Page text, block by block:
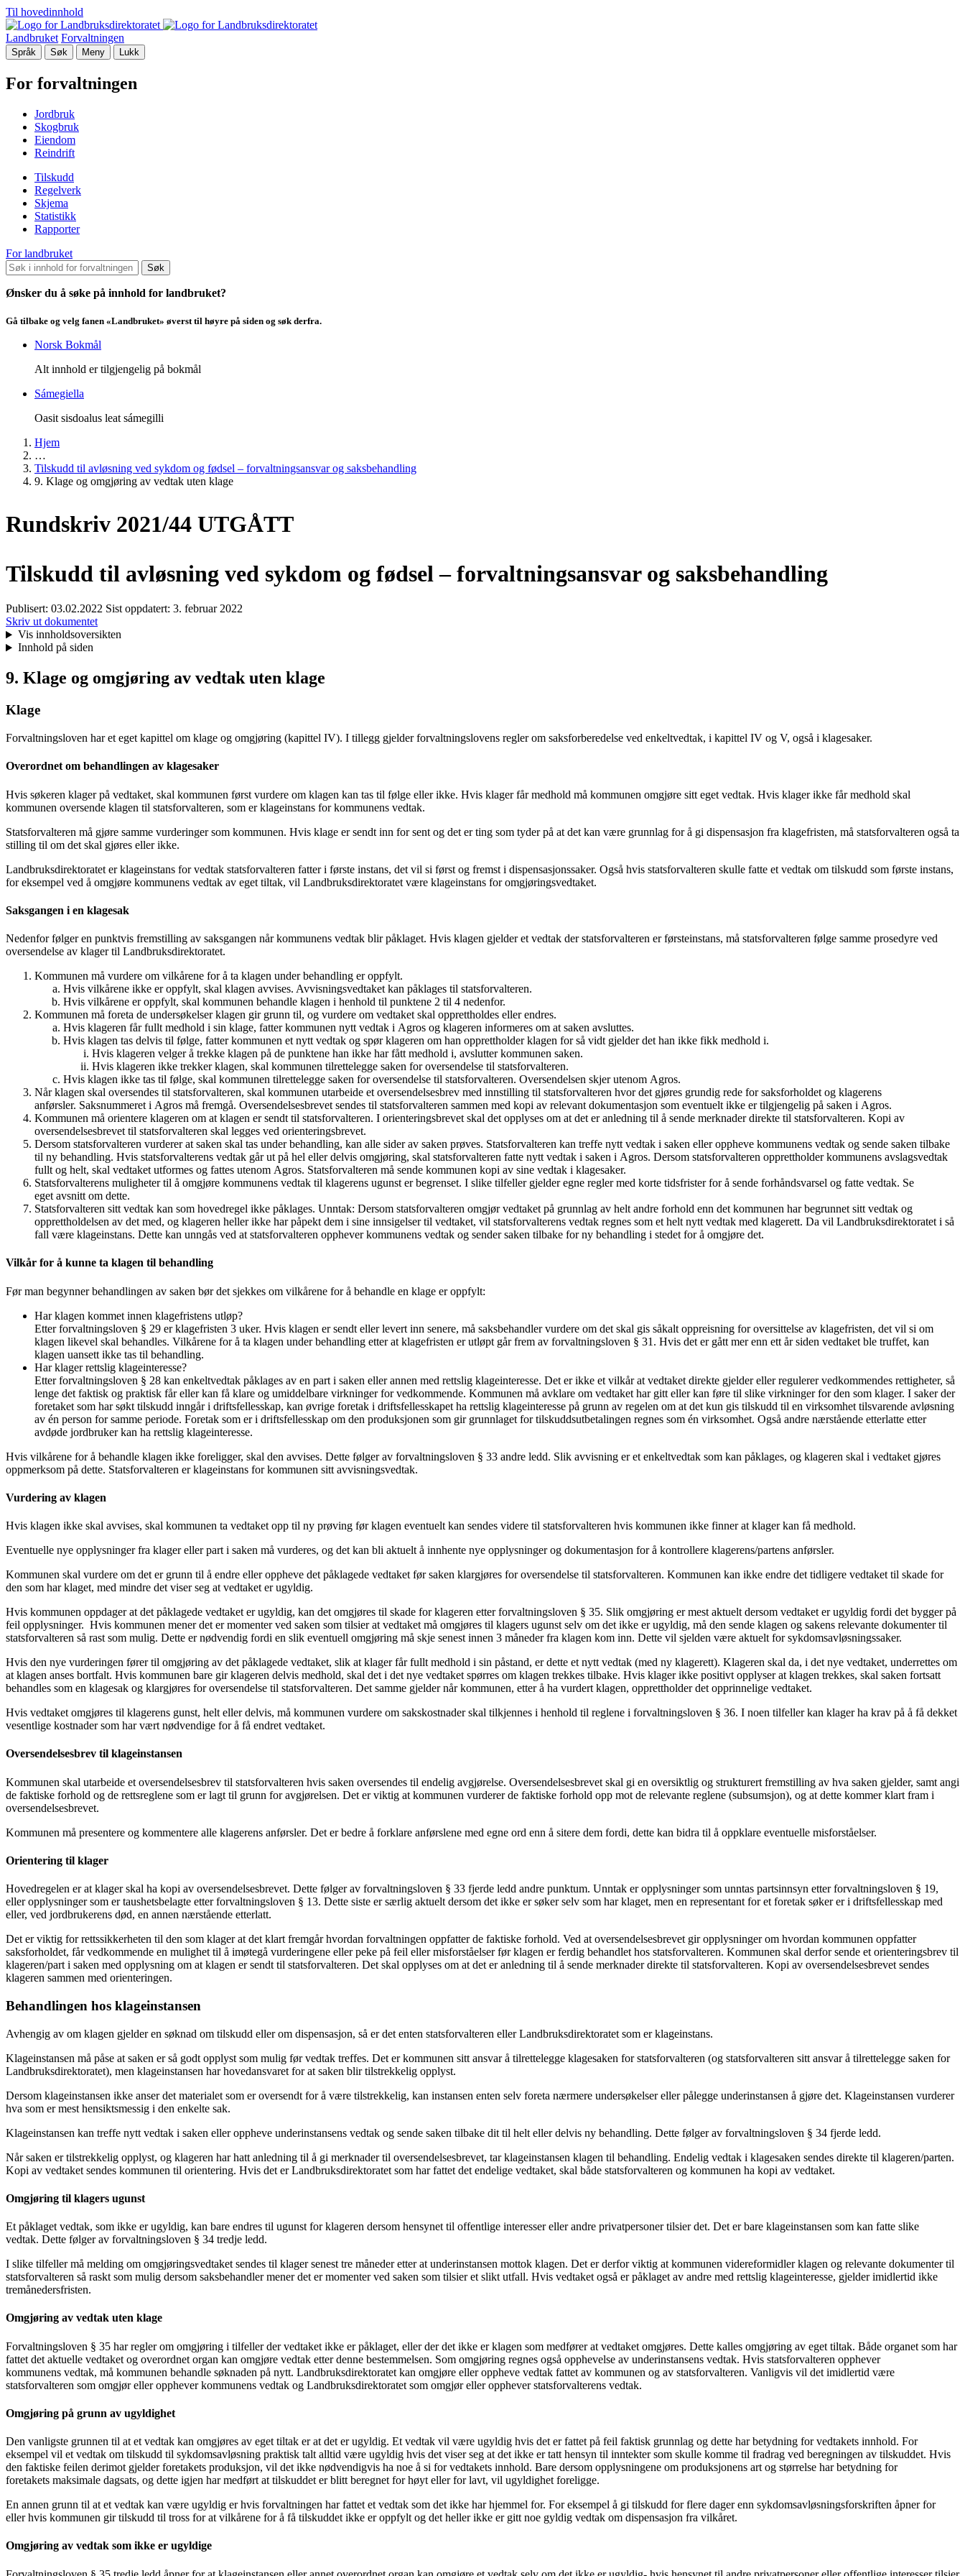
Til hovedinnhold
Landbruket Forvaltningen
Språk Søk Meny Lukk
For forvaltningen
Jordbruk
Skogbruk
Eiendom
Reindrift
Tilskudd
Regelverk
Skjema
Statistikk
Rapporter
For landbruket
Søk
Ønsker du å søke på innhold for landbruket?
Gå tilbake og velg fanen «Landbruket» øverst til høyre på siden og søk derfra.
Norsk Bokmål
Alt innhold er tilgjengelig på bokmål
Sámegiella
Oasit sisdoalus leat sámegilli
Hjem
…
Tilskudd til avløsning ved sykdom og fødsel – forvaltningsansvar og saksbehandling
9. Klage og omgjøring av vedtak uten klage
Rundskriv 2021/44 UTGÅTT
Tilskudd til avløsning ved sykdom og fødsel – forvaltningsansvar og saksbehandling
Publisert: 03.02.2022 Sist oppdatert: 3. februar 2022
Skriv ut dokumentet
Vis innholdsoversikten
Innhold på siden
9. Klage og omgjøring av vedtak uten klage
Klage
Forvaltningsloven har et eget kapittel om klage og omgjøring (kapittel IV). I tillegg gjelder forvaltningslovens regler om saksforberedelse ved enkeltvedtak, i kapittel IV og V, også i klagesaker.
Overordnet om behandlingen av klagesaker
Hvis søkeren klager på vedtaket, skal kommunen først vurdere om klagen kan tas til følge eller ikke. Hvis klager får medhold må kommunen omgjøre sitt eget vedtak. Hvis klager ikke får medhold skal
kommunen oversende klagen til statsforvalteren, som er klageinstans for kommunens vedtak.
Statsforvalteren må gjøre samme vurderinger som kommunen. Hvis klage er sendt inn for sent og det er ting som tyder på at det kan være grunnlag for å gi dispensasjon fra klagefristen, må statsforvalteren også ta
stilling til om det skal gjøres eller ikke.
Landbruksdirektoratet er klageinstans for vedtak statsforvalteren fatter i første instans, det vil si først og fremst i dispensasjonssaker. Også hvis statsforvalteren skulle fatte et vedtak om tilskudd som første instans,
for eksempel ved å omgjøre kommunens vedtak av eget tiltak, vil Landbruksdirektoratet være klageinstans for omgjøringsvedtaket.
Saksgangen i en klagesak
Nedenfor følger en punktvis fremstilling av saksgangen når kommunens vedtak blir påklaget. Hvis klagen gjelder et vedtak der statsforvalteren er førsteinstans, må statsforvalteren følge samme prosedyre ved
oversendelse av klager til Landbruksdirektoratet.
Kommunen må vurdere om vilkårene for å ta klagen under behandling er oppfylt.
Hvis vilkårene ikke er oppfylt, skal klagen avvises. Avvisningsvedtaket kan påklages til statsforvalteren.
Hvis vilkårene er oppfylt, skal kommunen behandle klagen i henhold til punktene 2 til 4 nedenfor.
Kommunen må foreta de undersøkelser klagen gir grunn til, og vurdere om vedtaket skal opprettholdes eller endres.
Hvis klageren får fullt medhold i sin klage, fatter kommunen nytt vedtak i Agros og klageren informeres om at saken avsluttes.
Hvis klagen tas delvis til følge, fatter kommunen et nytt vedtak og spør klageren om han opprettholder klagen for så vidt gjelder det han ikke fikk medhold i.
Hvis klageren velger å trekke klagen på de punktene han ikke har fått medhold i, avslutter kommunen saken.
Hvis klageren ikke trekker klagen, skal kommunen tilrettelegge saken for oversendelse til statsforvalteren.
Hvis klagen ikke tas til følge, skal kommunen tilrettelegge saken for oversendelse til statsforvalteren. Oversendelsen skjer utenom Agros.
Når klagen skal oversendes til statsforvalteren, skal kommunen utarbeide et oversendelsesbrev med innstilling til statsforvalteren hvor det gjøres grundig rede for saksforholdet og klagerens
anførsler. Saksnummeret i Agros må fremgå. Oversendelsesbrevet sendes til statsforvalteren sammen med kopi av relevant dokumentasjon som eventuelt ikke er tilgjengelig på saken i Agros.
Kommunen må orientere klageren om at klagen er sendt til statsforvalteren. I orienteringsbrevet skal det opplyses om at det er anledning til å sende merknader direkte til statsforvalteren. Kopi av
oversendelsesbrevet til statsforvalteren skal legges ved orienteringsbrevet.
Dersom statsforvalteren vurderer at saken skal tas under behandling, kan alle sider av saken prøves. Statsforvalteren kan treffe nytt vedtak i saken eller oppheve kommunens vedtak og sende saken tilbake
til ny behandling. Hvis statsforvalterens vedtak går ut på hel eller delvis omgjøring, skal statsforvalteren fatte nytt vedtak i saken i Agros. Dersom statsforvalteren opprettholder kommunens avslagsvedtak
fullt og helt, skal vedtaket utformes og fattes utenom Agros. Statsforvalteren må sende kommunen kopi av sine vedtak i klagesaker.
Statsforvalterens muligheter til å omgjøre kommunens vedtak til klagerens ugunst er begrenset. I slike tilfeller gjelder egne regler med korte tidsfrister for å sende forhåndsvarsel og fatte vedtak. Se
eget avsnitt om dette.
Statsforvalteren sitt vedtak kan som hovedregel ikke påklages. Unntak: Dersom statsforvalteren omgjør vedtaket på grunnlag av helt andre forhold enn det kommunen har begrunnet sitt vedtak og
opprettholdelsen av det med, og klageren heller ikke har påpekt dem i sine innsigelser til vedtaket, vil statsforvalterens vedtak regnes som et helt nytt vedtak med klagerett. Da vil Landbruksdirektoratet i så
fall være klageinstans. Dette kan unngås ved at statsforvalteren opphever kommunens vedtak og sender saken tilbake for ny behandling i stedet for å omgjøre det.
Vilkår for å kunne ta klagen til behandling
Før man begynner behandlingen av saken bør det sjekkes om vilkårene for å behandle en klage er oppfylt:
Har klagen kommet innen klagefristens utløp?
Etter forvaltningsloven § 29 er klagefristen 3 uker. Hvis klagen er sendt eller levert inn senere, må saksbehandler vurdere om det skal gis såkalt oppreisning for oversittelse av klagefristen, det vil si om
klagen likevel skal behandles. Vilkårene for å ta klagen under behandling etter at klagefristen er utløpt går frem av forvaltningsloven § 31. Hvis det er gått mer enn ett år siden vedtaket ble truffet, kan
klagen uansett ikke tas til behandling.
Har klager rettslig klageinteresse?
Etter forvaltningsloven § 28 kan enkeltvedtak påklages av en part i saken eller annen med rettslig klageinteresse. Det er ikke et vilkår at vedtaket direkte gjelder eller regulerer vedkommendes rettigheter, så
lenge det faktisk og praktisk får eller kan få klare og umiddelbare virkninger for vedkommende. Kommunen må avklare om vedtaket har gitt eller kan føre til slike virkninger for den som klager. I saker der
foretaket som har søkt tilskudd inngår i driftsfellesskap, kan øvrige foretak i driftsfellesskapet ha rettslig klageinteresse på grunn av regelen om at det kun gis tilskudd til en virksomhet tilsvarende avløsning
av én person for samme periode. Foretak som er i driftsfellesskap om den produksjonen som gir grunnlaget for tilskuddsutbetalingen regnes som én virksomhet. Også andre nærstående etterlatte etter
avdøde jordbruker kan ha rettslig klageinteresse.
Hvis vilkårene for å behandle klagen ikke foreligger, skal den avvises. Dette følger av forvaltningsloven § 33 andre ledd. Slik avvisning er et enkeltvedtak som kan påklages, og klageren skal i vedtaket gjøres
oppmerksom på dette. Statsforvalteren er klageinstans for kommunen sitt avvisningsvedtak.
Vurdering av klagen
Hvis klagen ikke skal avvises, skal kommunen ta vedtaket opp til ny prøving før klagen eventuelt kan sendes videre til statsforvalteren hvis kommunen ikke finner at klager kan få medhold.
Eventuelle nye opplysninger fra klager eller part i saken må vurderes, og det kan bli aktuelt å innhente nye opplysninger og dokumentasjon for å kontrollere klagerens/partens anførsler.
Kommunen skal vurdere om det er grunn til å endre eller oppheve det påklagede vedtaket før saken klargjøres for oversendelse til statsforvalteren. Kommunen kan ikke endre det tidligere vedtaket til skade for
den som har klaget, med mindre det viser seg at vedtaket er ugyldig.
Hvis kommunen oppdager at det påklagede vedtaket er ugyldig, kan det omgjøres til skade for klageren etter forvaltningsloven § 35. Slik omgjøring er mest aktuelt dersom vedtaket er ugyldig fordi det bygger på
feil opplysninger. Hvis kommunen mener det er momenter ved saken som tilsier at vedtaket må omgjøres til klagers ugunst selv om det ikke er ugyldig, må den sende klagen og sakens relevante dokumenter til
statsforvalteren så rast som mulig. Dette er nødvendig fordi en slik eventuell omgjøring må skje senest innen 3 måneder fra klagen kom inn. Dette vil sjelden være aktuelt for sykdomsavløsningssaker.
Hvis den nye vurderingen fører til omgjøring av det påklagede vedtaket, slik at klager får fullt medhold i sin påstand, er dette et nytt vedtak (med ny klagerett). Klageren skal da, i det nye vedtaket, underrettes om
at klagen anses bortfalt. Hvis kommunen bare gir klageren delvis medhold, skal det i det nye vedtaket spørres om klagen trekkes tilbake. Hvis klager ikke positivt opplyser at klagen trekkes, skal saken fortsatt
behandles som en klagesak og klargjøres for oversendelse til statsforvalteren. Det samme gjelder når kommunen, etter å ha vurdert klagen, opprettholder det opprinnelige vedtaket.
Hvis vedtaket omgjøres til klagerens gunst, helt eller delvis, må kommunen vurdere om sakskostnader skal tilkjennes i henhold til reglene i forvaltningsloven § 36. I noen tilfeller kan klager ha krav på å få dekket
vesentlige kostnader som har vært nødvendige for å få endret vedtaket.
Oversendelsesbrev til klageinstansen
Kommunen skal utarbeide et oversendelsesbrev til statsforvalteren hvis saken oversendes til endelig avgjørelse. Oversendelsesbrevet skal gi en oversiktlig og strukturert fremstilling av hva saken gjelder, samt angi
de faktiske forhold og de rettsreglene som er lagt til grunn for avgjørelsen. Det er viktig at kommunen vurderer de faktiske forhold opp mot de relevante reglene (subsumsjon), og at dette kommer klart fram i
oversendelsesbrevet.
Kommunen må presentere og kommentere alle klagerens anførsler. Det er bedre å forklare anførslene med egne ord enn å sitere dem fordi, dette kan bidra til å oppklare eventuelle misforståelser.
Orientering til klager
Hovedregelen er at klager skal ha kopi av oversendelsesbrevet. Dette følger av forvaltningsloven § 33 fjerde ledd andre punktum. Unntak er opplysninger som unntas partsinnsyn etter forvaltningsloven § 19,
eller opplysninger som er taushetsbelagte etter forvaltningsloven § 13. Dette siste er særlig aktuelt dersom det ikke er søker selv som har klaget, men en representant for et foretak søker er i driftsfellesskap med
eller, ved jordbrukerens død, en annen nærstående etterlatt.
Det er viktig for rettssikkerheten til den som klager at det klart fremgår hvordan forvaltningen oppfatter de faktiske forhold. Ved at oversendelsesbrevet gir opplysninger om hvordan kommunen oppfatter
saksforholdet, får vedkommende en mulighet til å imøtegå vurderingene eller peke på feil eller misforståelser før klagen er ferdig behandlet hos statsforvalteren. Kommunen skal derfor sende et orienteringsbrev til
klageren/part i saken med opplysning om at klagen er sendt til statsforvalteren. Det skal opplyses om at det er anledning til å sende merknader direkte til statsforvalteren. Kopi av oversendelsesbrevet sendes
klageren sammen med orienteringen.
Behandlingen hos klageinstansen
Avhengig av om klagen gjelder en søknad om tilskudd eller om dispensasjon, så er det enten statsforvalteren eller Landbruksdirektoratet som er klageinstans.
Klageinstansen må påse at saken er så godt opplyst som mulig før vedtak treffes. Det er kommunen sitt ansvar å tilrettelegge klagesaken for statsforvalteren (og statsforvalteren sitt ansvar å tilrettelegge saken for
Landbruksdirektoratet), men klageinstansen har hovedansvaret for at saken blir tilstrekkelig opplyst.
Dersom klageinstansen ikke anser det materialet som er oversendt for å være tilstrekkelig, kan instansen enten selv foreta nærmere undersøkelser eller pålegge underinstansen å gjøre det. Klageinstansen vurderer
hva som er mest hensiktsmessig i den enkelte sak.
Klageinstansen kan treffe nytt vedtak i saken eller oppheve underinstansens vedtak og sende saken tilbake dit til helt eller delvis ny behandling. Dette følger av forvaltningsloven § 34 fjerde ledd.
Når saken er tilstrekkelig opplyst, og klageren har hatt anledning til å gi merknader til oversendelsesbrevet, tar klageinstansen klagen til behandling. Endelig vedtak i klagesaken sendes direkte til klageren/parten.
Kopi av vedtaket sendes kommunen til orientering. Hvis det er Landbruksdirektoratet som har fattet det endelige vedtaket, skal både statsforvalteren og kommunen ha kopi av vedtaket.
Omgjøring til klagers ugunst
Et påklaget vedtak, som ikke er ugyldig, kan bare endres til ugunst for klageren dersom hensynet til offentlige interesser eller andre privatpersoner tilsier det. Det er bare klageinstansen som kan fatte slike
vedtak. Dette følger av forvaltningsloven § 34 tredje ledd.
I slike tilfeller må melding om omgjøringsvedtaket sendes til klager senest tre måneder etter at underinstansen mottok klagen. Det er derfor viktig at kommunen videreformidler klagen og relevante dokumenter til
statsforvalteren så raskt som mulig dersom saksbehandler mener det er momenter ved saken som tilsier et slikt utfall. Hvis vedtaket også er påklaget av andre med rettslig klageinteresse, gjelder imidlertid ikke
tremånedersfristen.
Omgjøring av vedtak uten klage
Forvaltningsloven § 35 har regler om omgjøring i tilfeller der vedtaket ikke er påklaget, eller der det ikke er klagen som medfører at vedtaket omgjøres. Dette kalles omgjøring av eget tiltak. Både organet som har
fattet det aktuelle vedtaket og overordnet organ kan omgjøre vedtak etter denne bestemmelsen. Som omgjøring regnes også opphevelse av underinstansens vedtak. Hvis statsforvalteren opphever
kommunens vedtak, må kommunen behandle søknaden på nytt. Landbruksdirektoratet kan omgjøre eller oppheve vedtak fattet av kommunen og av statsforvalteren. Vanligvis vil det imidlertid være
statsforvalteren som omgjør eller opphever kommunens vedtak og Landbruksdirektoratet som omgjør eller opphever statsforvalterens vedtak.
Omgjøring på grunn av ugyldighet
Den vanligste grunnen til at et vedtak kan omgjøres av eget tiltak er at det er ugyldig. Et vedtak vil være ugyldig hvis det er fattet på feil faktisk grunnlag og dette har betydning for vedtakets innhold. For
eksempel vil et vedtak om tilskudd til sykdomsavløsning praktisk talt alltid være ugyldig hvis det viser seg at det ikke er tatt hensyn til inntekter som skulle komme til fradrag ved beregningen av tilskuddet. Hvis
den faktiske feilen derimot gjelder foretakets produksjon, vil det ikke nødvendigvis ha noe å si for vedtakets innhold. Bare dersom opplysningene om produksjonens art og størrelse har betydning for
foretakets maksimale dagsats, og dette igjen har medført at tilskuddet er blitt beregnet for høyt eller for lavt, vil ugyldighet foreligge.
En annen grunn til at et vedtak kan være ugyldig er hvis forvaltningen har fattet et vedtak som det ikke har hjemmel for. For eksempel å gi tilskudd for flere dager enn sykdomsavløsningsforskriften åpner for
eller hvis kommunen gir tilskudd til tross for at vilkårene for å få tilskuddet ikke er oppfylt og det heller ikke er gitt noe gyldig vedtak om dispensasjon fra vilkåret.
Omgjøring av vedtak som ikke er ugyldige